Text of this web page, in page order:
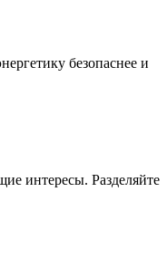
безопаснее и
интересы. Разделяйте